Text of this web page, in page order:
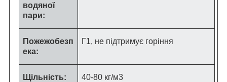
водяної
пари:
Пожежобезп
ека:
Г1, не підтримує горіння
Щільність: 40-80 кг/м3